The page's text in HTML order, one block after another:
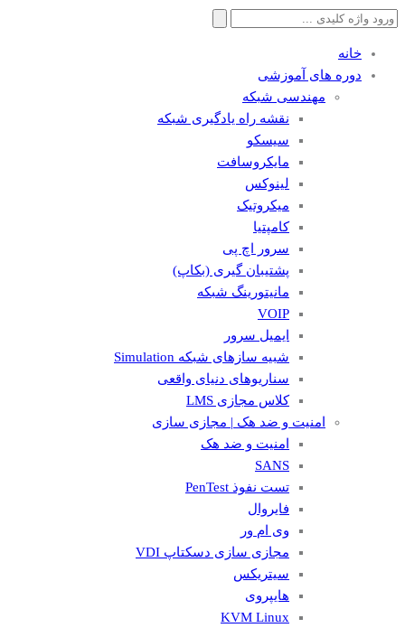
خانه
دوره های آموزشی
مهندسی شبکه
نقشه راه یادگیری شبکه
سیسکو
مایکروسافت
لینوکس
میکروتیک
کامپتیا
سرور اچ پی
پشتیبان گیری (بکاپ)
مانيتورينگ شبکه
VOIP
ایمیل سرور
شبیه سازهای شبکه Simulation
سناریوهای دنیای واقعی
کلاس مجازی LMS
امنیت و ضد هک | مجازی سازی
امنیت و ضد هک
SANS
تست نفوذ PenTest
فایروال
وی ام ور
مجازی سازی دسکتاپ VDI
سیتریکس
هایپروی
KVM Linux